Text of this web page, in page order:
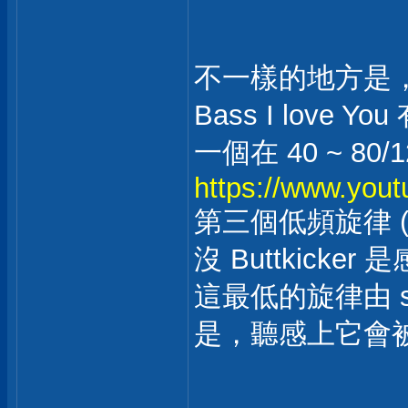
不一樣的地方是
Bass I love You
一個在 40 ~ 80/
https://
第三個低頻旋律
沒 Buttkicker 是
這最低的旋律由
是，聽感上它會